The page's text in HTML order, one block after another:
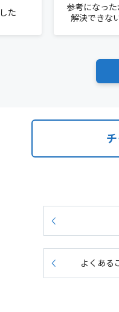
た
参考になっ
解決できな
よくある